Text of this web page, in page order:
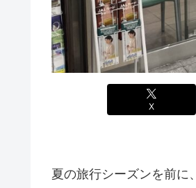
X
夏の旅行シーズンを前に、